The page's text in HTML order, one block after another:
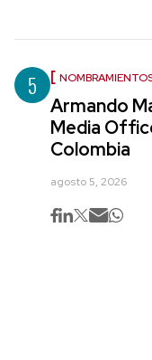
5
Armando
Media
Colombia
agosto 5, 2026